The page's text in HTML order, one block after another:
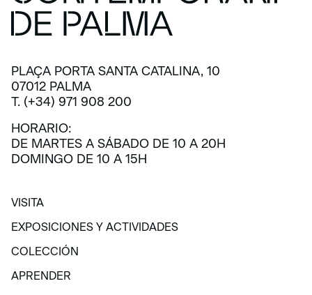
PLAÇA PORTA SANTA CATALINA, 10
07012 PALMA
T. (+34) 971 908 200
HORARIO:
DE MARTES A SÁBADO DE 10 A 20H
DOMINGO DE 10 A 15H
VISITA
VISITA
EXPOSICIONES Y ACTIVIDADES
EXPOSICIONES Y ACTIVIDADES
COLECCIÓN
COLECCIÓN
APRENDER